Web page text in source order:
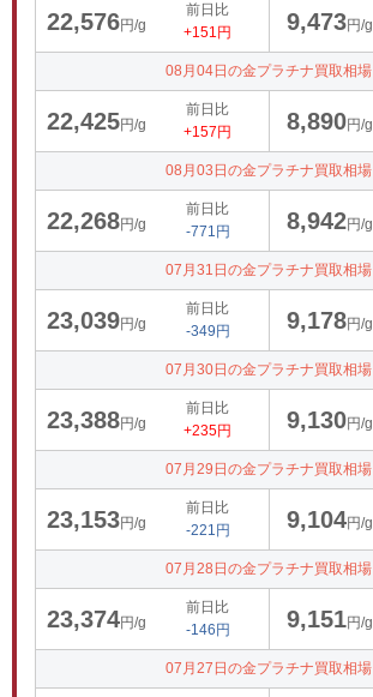
22,576円/g
前日比
+151円
9,473円/g
08月04日の金プラチナ買取相場
22,425円/g
前日比
+157円
8,890円/g
08月03日の金プラチナ買取相場
22,268円/g
前日比
-771円
8,942円/g
07月31日の金プラチナ買取相場
23,039円/g
前日比
-349円
9,178円/g
07月30日の金プラチナ買取相場
23,388円/g
前日比
+235円
9,130円/g
07月29日の金プラチナ買取相場
23,153円/g
前日比
-221円
9,104円/g
07月28日の金プラチナ買取相場
23,374円/g
前日比
-146円
9,151円/g
07月27日の金プラチナ買取相場